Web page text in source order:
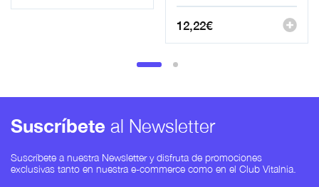
12,22€
Suscríbete al Newsletter
Suscríbete a nuestra Newsletter y disfruta de promociones
exclusivas tanto en nuestra e-commerce como en el Club Vitalnia.